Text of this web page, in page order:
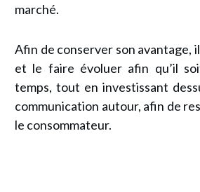
marché.
Afin de conserver son avantage,
et le faire évoluer afin qu’il
temps, tout en investissant
communication autour, afin de
le consommateur.